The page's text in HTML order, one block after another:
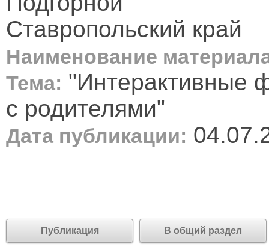
Ставропольский край
Наименование
Тема: "Интерактивные
с родителями"
Дата публикации:
Публикация В общий раздел